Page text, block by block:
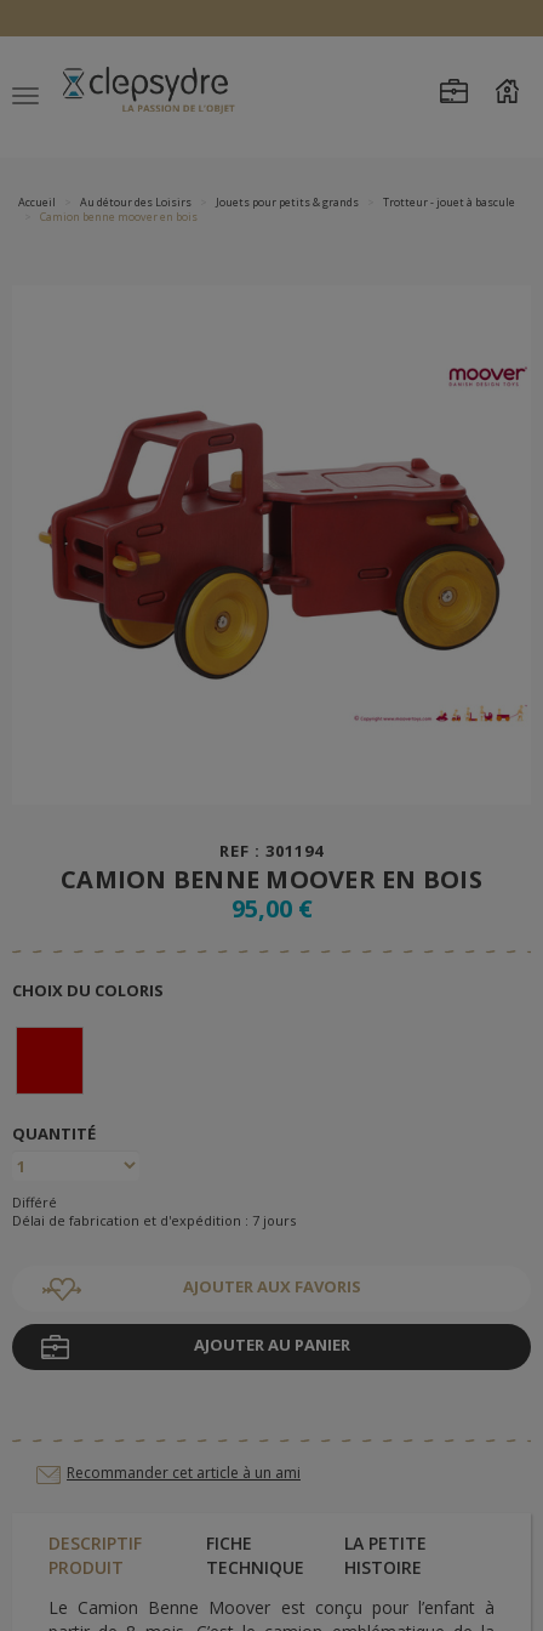
Accueil Au détour des Loisirs Jouets pour petits & grands
Trotteur - jouet à bascule
Camion benne moover en bois
REF : 301194
CAMION BENNE MOOVER EN BOIS
95,00 €
CHOIX DU COLORIS
QUANTITÉ
Différé
Délai de fabrication et d'expédition : 7 jours
AJOUTER AUX FAVORIS
AJOUTER AU PANIER
Recommander cet article à un ami
DESCRIPTIF
PRODUIT
FICHE
TECHNIQUE
LA PETITE
HISTOIRE
Le Camion Benne Moover est conçu pour l’enfant à